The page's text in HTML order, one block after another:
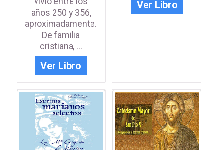
años 250 y 356,
aproximadamente.
De familia
cristiana, ...
Ver Libro
Ver Libro